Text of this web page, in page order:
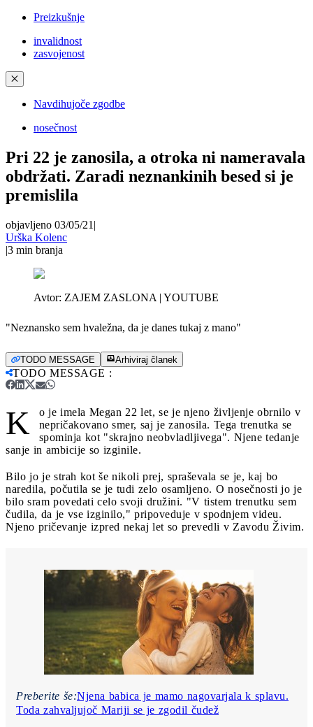
Preizkušnje
invalidnost
zasvojenost
✕
Navdihujoče zgodbe
nosečnost
Pri 22 je zanosila, a otroka ni nameravala
obdržati. Zaradi neznankinih besed si je
premislila
objavljeno 03/05/21 |
Urška Kolenc
|3 min branja
Avtor: ZAJEM ZASLONA | YOUTUBE
"Neznansko sem hvaležna, da je danes tukaj z mano"
TODO MESSAGE Arhiviraj članek
TODO MESSAGE :
K
o je imela Megan 22 let, se je njeno življenje obrnilo v
nepričakovano smer, saj je zanosila. Tega trenutka se
spominja kot "skrajno neobvladljivega". Njene tedanje
sanje in ambicije so izginile.
Bilo jo je strah kot še nikoli prej, spraševala se je, kaj bo
naredila, počutila se je tudi zelo osamljeno. O nosečnosti jo je
bilo sram povedati celo svoji družini. "V tistem trenutku sem
čudila, da je vse izginilo," pripoveduje v spodnjem videu.
Njeno pričevanje izpred nekaj let so prevedli v Zavodu Živim.
Preberite še:Njena babica je mamo nagovarjala k splavu.
Toda zahvaljujoč Mariji se je zgodil čudež